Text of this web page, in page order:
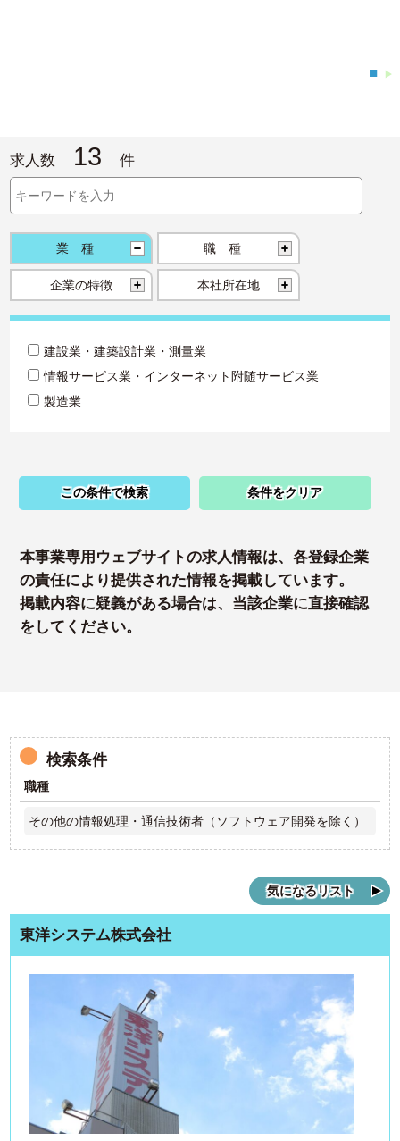
■ ▶
求人数 13 件
業種 職種
企業の特徴 本社所在地
建設業・建築設計業・測量業
情報サービス業・インターネット附随サービス業
製造業
この条件で検索 条件をクリア
本事業専用ウェブサイトの求人情報は、各登録企業
の責任により提供された情報を掲載しています。
掲載内容に疑義がある場合は、当該企業に直接確認
をしてください。
検索条件
職種
その他の情報処理・通信技術者（ソフトウェア開発を除く）
気になるリスト
東洋システム株式会社